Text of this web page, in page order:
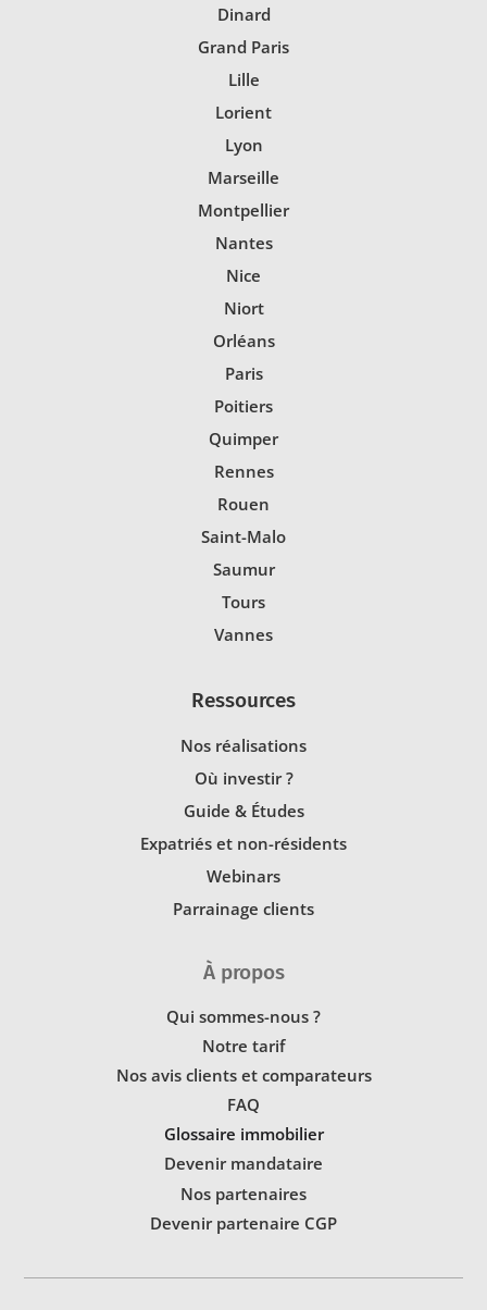
Dinard
Grand Paris
Lille
Lorient
Lyon
Marseille
Montpellier
Nantes
Nice
Niort
Orléans
Paris
Poitiers
Quimper
Rennes
Rouen
Saint-Malo
Saumur
Tours
Vannes
Ressources
Nos réalisations
Où investir ?
Guide & Études
Expatriés et non-résidents
Webinars
Parrainage clients
À propos
Qui sommes-nous ?
Notre tarif
Nos avis clients et comparateurs
FAQ
Glossaire immobilier
Devenir mandataire
Nos partenaires
Devenir partenaire CGP